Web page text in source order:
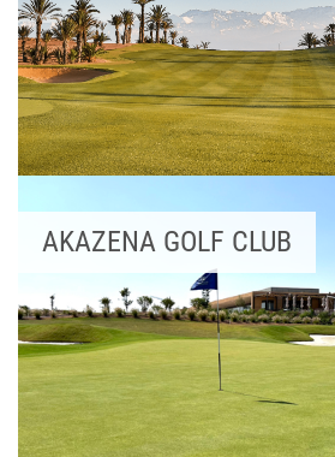
AKAZENA GOLF CLUB